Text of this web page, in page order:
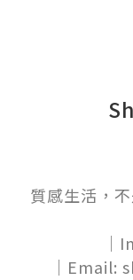
質感生活，
｜
｜Email: